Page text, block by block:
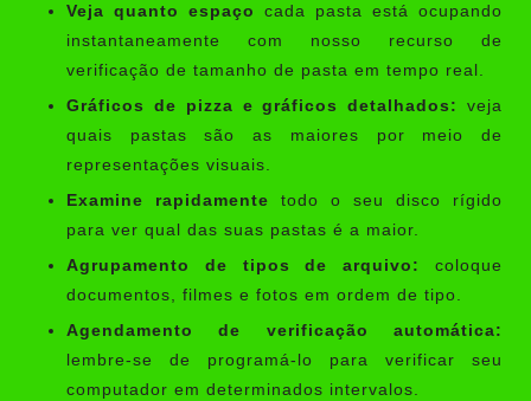
Veja quanto espaço
cada pasta está ocupando
instantaneamente com nosso recurso de
verificação de tamanho de pasta em tempo real.
Gráficos de pizza e gráficos detalhados:
veja
quais pastas são as maiores por meio de
representações visuais.
Examine rapidamente todo o seu disco rígido
para ver qual das suas pastas é a maior.
Agrupamento de tipos de arquivo:
coloque
documentos, filmes e fotos em ordem de tipo.
Agendamento de verificação automática:
lembre-se de programá-lo para verificar seu
computador em determinados intervalos.